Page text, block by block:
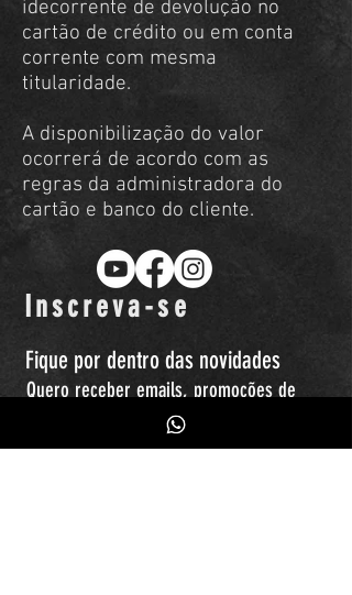
idecorrente de devolução no
cartão de crédito ou em conta
corrente com mesma
titularidade.
A disponibilização do valor
ocorrerá de acordo com as
regras da administradora do
cartão e banco do cliente.
Inscreva-se
Fique por dentro das novidades
Quero receber emails, promoções de
produtos, eventos...etc.